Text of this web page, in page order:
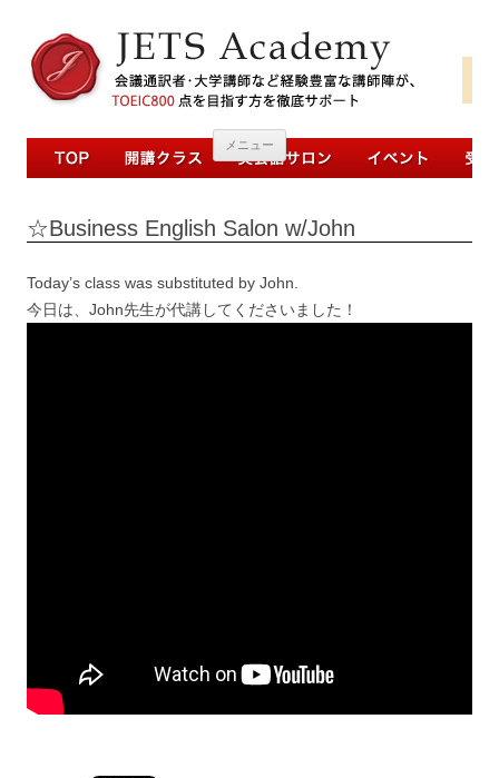
メニュー コンテンツへ移動
☆Business English Salon w/John
Today’s class was substituted by John.
今日は、John先生が代講してくださいました！